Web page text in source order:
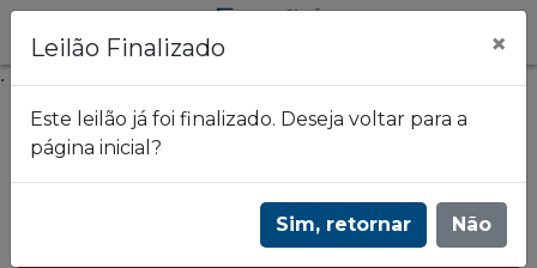
.
Frazão Leilões
Leilão de imóveis do Banco Santander - 1987
Leilão Finalizado ×
Este leilão já foi finalizado. Deseja voltar para a
página inicial?
Sim, retornar Não